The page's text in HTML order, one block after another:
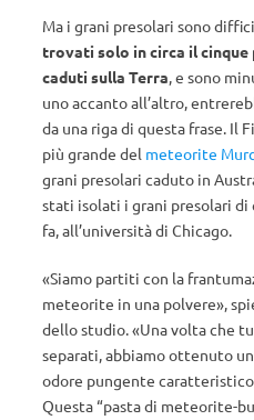
Ma i grani presolari sono
trovati solo in circa il
caduti sulla Terra, e sono
uno accanto all’altro,
da una riga di questa frase. Il
più grande del meteorite
grani presolari caduto in
stati isolati i grani presolari di
fa, all’università di Chicago.
«Siamo partiti con la
meteorite in una polvere»,
dello studio. «Una volta che
separati, abbiamo ottenuto
odore pungente
Questa “pasta di meteorite-